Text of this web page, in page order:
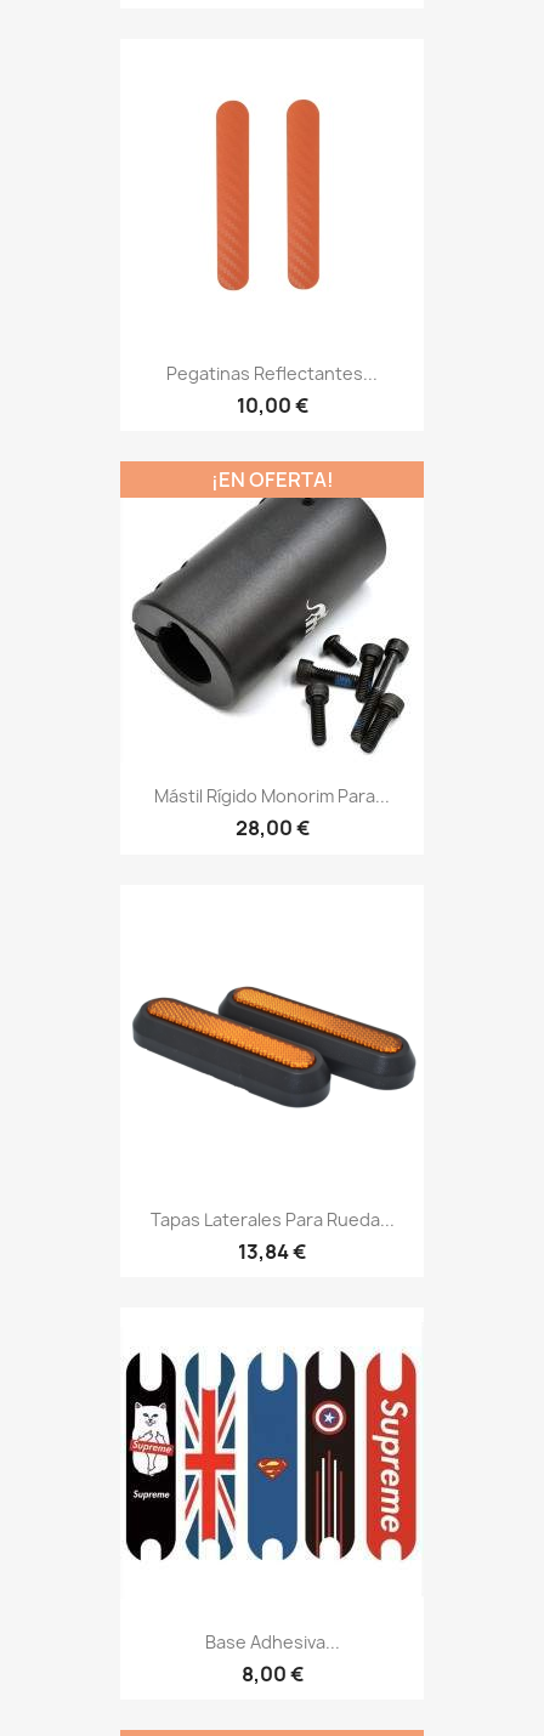
Pegatinas Reflectantes...
10,00 €
Mástil Rígido Monorim Para...
28,00 €
¡EN OFERTA!
Tapas Laterales Para Rueda...
13,84 €
Base Adhesiva...
8,00 €